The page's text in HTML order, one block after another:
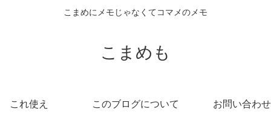
こまめにメモじゃなくてコマメのメモ
こまめも
これ使え このブログについて お問い合わせ